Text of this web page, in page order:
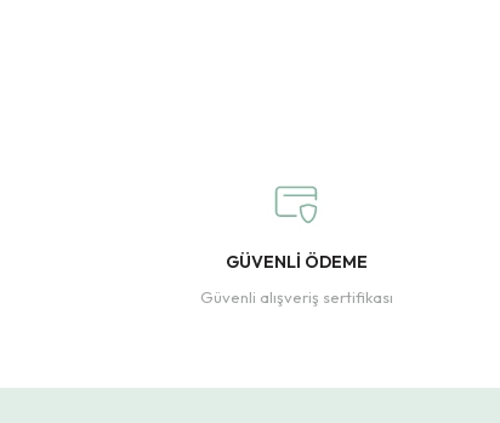
GÜVENLİ ÖDEME
Güvenli alışveriş sertifikası